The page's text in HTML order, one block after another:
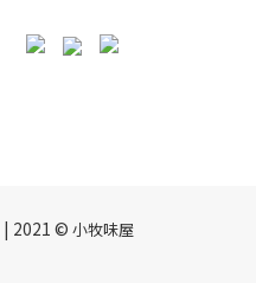
| 2021 © 小牧味屋